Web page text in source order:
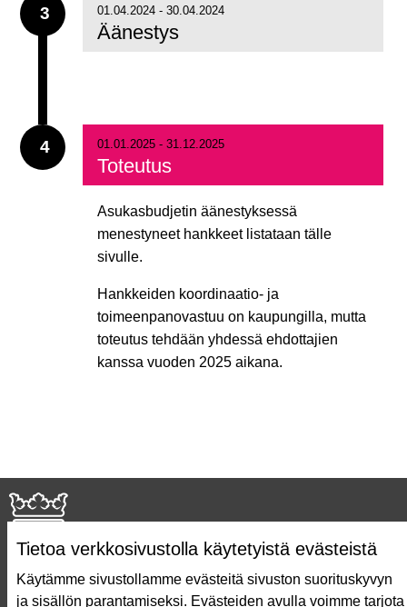
Tietoa verkkosivustolla käytetyistä evästeistä
Käytämme sivustollamme evästeitä sivuston suorituskyvyn
ja sisällön parantamiseksi. Evästeiden avulla voimme tarjota
3 01.04.2024 - 30.04.2024
Äänestys
4 01.01.2025 - 31.12.2025
Toteutus
Asukasbudjetin äänestyksessä
menestyneet hankkeet listataan tälle
sivulle.
Hankkeiden koordinaatio- ja
toimeenpanovastuu on kaupungilla, mutta
toteutus tehdään yhdessä ehdottajien
kanssa vuoden 2025 aikana.
Näin äänestät Asukasbudjetissa